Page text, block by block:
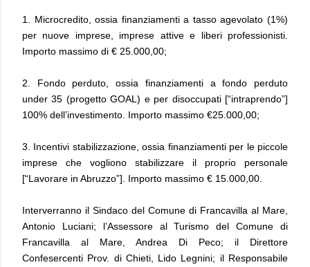
1. Microcredito, ossia finanziamenti a tasso agevolato (1%)
per nuove imprese, imprese attive e liberi professionisti.
Importo massimo di € 25.000,00;
2. Fondo perduto, ossia finanziamenti a fondo perduto
under 35 (progetto GOAL) e per disoccupati [“intraprendo”]
100% dell’investimento. Importo massimo €25.000,00;
3. Incentivi stabilizzazione, ossia finanziamenti per le piccole
imprese che vogliono stabilizzare il proprio personale
[“Lavorare in Abruzzo”]. Importo massimo € 15.000,00.
Interverranno il Sindaco del Comune di Francavilla al Mare,
Antonio Luciani; l’Assessore al Turismo del Comune di
Francavilla al Mare, Andrea Di Peco; il Direttore
Confesercenti Prov. di Chieti, Lido Legnini; il Responsabile